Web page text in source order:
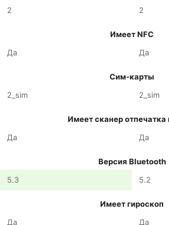
2
2
Имеет NFC
Да
Да
Сим-карты
2_sim
2_sim
Имеет сканер отпечатка
Да
Да
Версия Bluetooth
5.3
5.2
Имеет гироскоп
Да
Да